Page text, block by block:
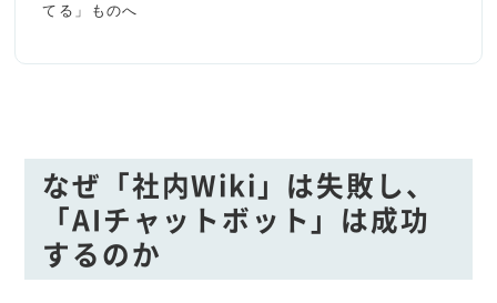
てる」ものへ
なぜ「社内Wiki」は失敗し、
「AIチャットボット」は成功
するのか